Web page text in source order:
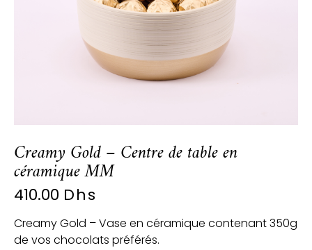
Creamy Gold – Centre de table en
céramique MM
410.00 Dhs
Creamy Gold – Vase en céramique contenant 350g
de vos chocolats préférés.